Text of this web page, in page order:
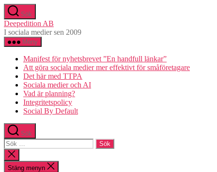
Hoppa
till
innehåll
Sök
Deepedition AB
I sociala medier sen 2009
Meny
Manifest för nyhetsbrevet ”En handfull länkar”
Att göra sociala medier mer effektivt för småföretagare
Det här med TTPA
Sociala medier och AI
Vad är planning?
Integritetspolicy
Social By Default
Sök
Sök
efter:
Stäng
sökningen
Stäng menyn